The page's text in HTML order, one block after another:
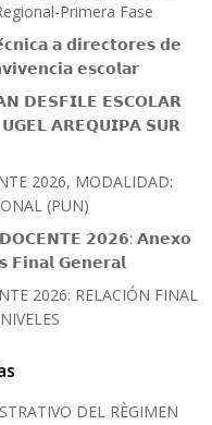
Primera Fase
𝗮 𝗱𝗶𝗿𝗲𝗰𝘁𝗼𝗿𝗲𝘀 𝗱𝗲
𝗲𝘀𝗰𝗼𝗹𝗮𝗿
𝗗𝗘𝗦𝗙𝗜𝗟𝗘 𝗘𝗦𝗖𝗢𝗟𝗔𝗥
𝗔𝗥𝗘𝗤𝗨𝗜𝗣𝗔 𝗦𝗨𝗥
2026, MODALIDAD:
(PUN)
𝟮𝟬𝟮𝟲: 𝗔𝗻𝗲𝘅𝗼
𝗙𝗶𝗻𝗮𝗹 𝗚𝗲𝗻𝗲𝗿𝗮𝗹
2026: RELACIÓN FINAL
DEL RÈGIMEN